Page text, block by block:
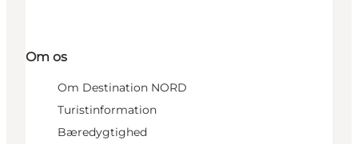
Om os
Om Destination NORD
Turistinformation
Bæredygtighed